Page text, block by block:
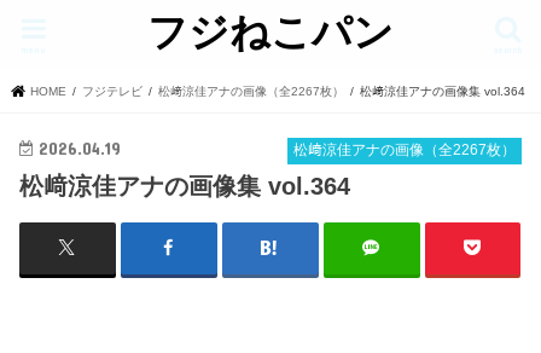
フジねこパン
HOME フジテレビ 松﨑涼佳アナの画像（全2267枚） 松﨑涼佳アナの画像集 vol.364
松﨑涼佳アナの画像（全2267枚）
2026.04.19
松﨑涼佳アナの画像集 vol.364